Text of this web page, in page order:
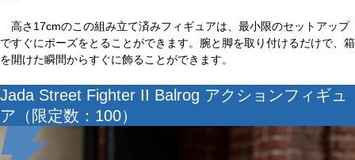
高さ17cmのこの組み立て済みフィギュアは、最小限のセットアップ
ですぐにポーズをとることができます。腕と脚を取り付けるだけで、箱
を開けた瞬間からすぐに飾ることができます。
Jada Street Fighter II Balrog アクションフィギュ
ア（限定数：100）